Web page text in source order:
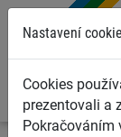
Nastavení
Cookies
prezentovali a
Pokračováním